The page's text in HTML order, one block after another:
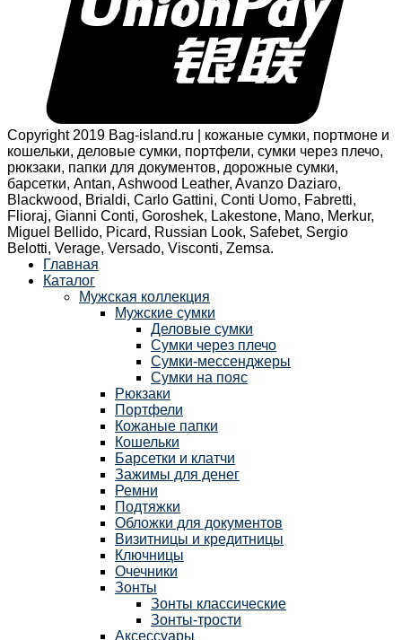
Copyright 2019 Bag-island.ru | кожаные сумки, портмоне и
кошельки, деловые сумки, портфели, сумки через плечо,
рюкзаки, папки для документов, дорожные сумки,
барсетки, Antan, Ashwood Leather, Avanzo Daziaro,
Blackwood, Brialdi, Carlo Gattini, Conti Uomo, Fabretti,
Flioraj, Gianni Conti, Goroshek, Lakestone, Mano, Merkur,
Miguel Bellido, Picard, Russian Look, Safebet, Sergio
Belotti, Verage, Versado, Visconti, Zemsa.
Главная
Каталог
Мужская коллекция
Мужские сумки
Деловые сумки
Сумки через плечо
Сумки-мессенджеры
Сумки на пояс
Рюкзаки
Портфели
Кожаные папки
Кошельки
Барсетки и клатчи
Зажимы для денег
Ремни
Подтяжки
Обложки для документов
Визитницы и кредитницы
Ключницы
Очечники
Зонты
Зонты классические
Зонты-трости
Аксессуары